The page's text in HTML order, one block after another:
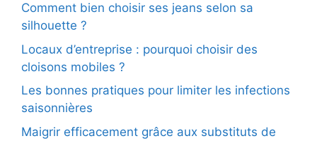
Comment bien choisir ses jeans selon sa
silhouette ?
Locaux d’entreprise : pourquoi choisir des
cloisons mobiles ?
Les bonnes pratiques pour limiter les infections
saisonnières
Maigrir efficacement grâce aux substituts de